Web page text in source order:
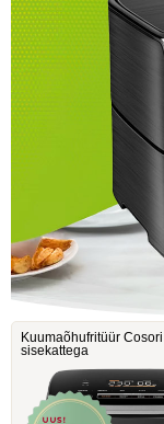
Kuumaõhufritüür
sisekattega